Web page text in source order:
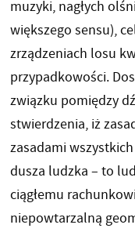
muzyki, nagłych
większego sensu),
zrządzeniach losu
przypadkowości.
związku pomiędzy
stwierdzenia, iż
zasadami
dusza ludzka – to
ciągłemu
niepowtarzalną